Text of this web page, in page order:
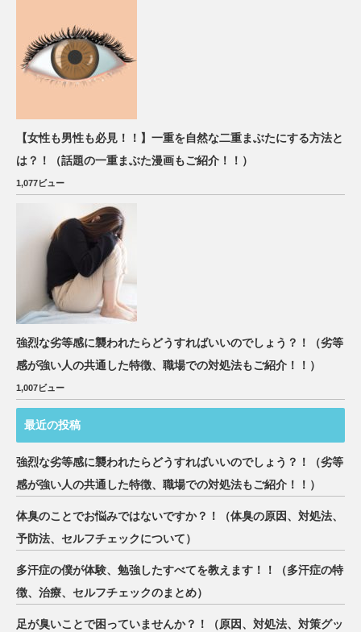
【女性も男性も必見！！】一重を自然な二重まぶたにする方法と
は？！（話題の一重まぶた漫画もご紹介！！）
1,077ビュー
強烈な劣等感に襲われたらどうすればいいのでしょう？！（劣等
感が強い人の共通した特徴、職場での対処法もご紹介！！）
1,007ビュー
最近の投稿
強烈な劣等感に襲われたらどうすればいいのでしょう？！（劣等
感が強い人の共通した特徴、職場での対処法もご紹介！！）
体臭のことでお悩みではないですか？！（体臭の原因、対処法、
予防法、セルフチェックについて）
多汗症の僕が体験、勉強したすべてを教えます！！（多汗症の特
徴、治療、セルフチェックのまとめ）
足が臭いことで困っていませんか？！（原因、対処法、対策グッ